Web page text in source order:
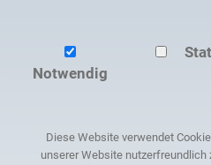
Notwendig
Diese Website verwendet
unserer Website nutzerfreundlich